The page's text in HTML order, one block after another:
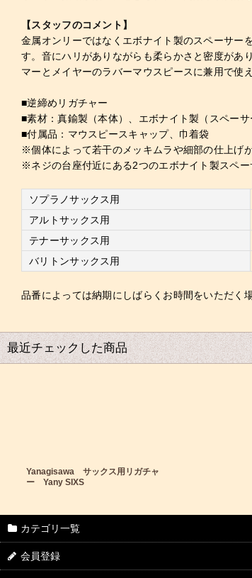
【スタッフのコメント】
金属オンリーではなくエボナイト製のスペーサー
す。音にハリがありながらも柔らかさと密度があ
マーとメイヤーのラバーマウスピースに兼用で使
■逆締めリガチャー
■素材：真鍮製（本体）、エボナイト製（スペーサ
■付属品：マウスピースキャップ、巾着袋
※個体によって若干のメッキムラや細部の仕上げ
※ネジの台座付近にある2つのエボナイト製スペ
ソプラノサックス用
アルトサックス用
テナーサックス用
バリトンサックス用
品番によっては納期にしばらくお時間をいただく
最近チェックした商品
Yanagisawa サックス用リガチャ
ー Yany SIXS
カテゴリ一覧
会員登録